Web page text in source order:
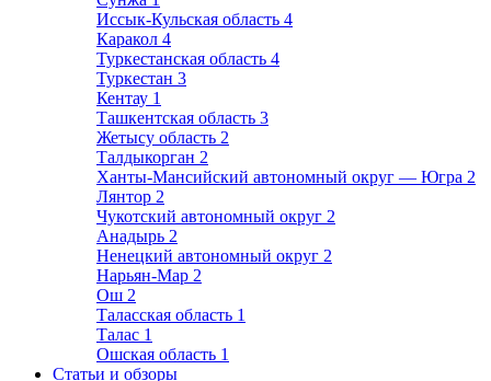
Иссык-Кульская область 4
Каракол 4
Туркестанская область 4
Туркестан 3
Кентау 1
Ташкентская область 3
Жетысу область 2
Талдыкорган 2
Ханты-Мансийский автономный округ — Югра 2
Лянтор 2
Чукотский автономный округ 2
Анадырь 2
Ненецкий автономный округ 2
Нарьян-Мар 2
Ош 2
Таласская область 1
Талас 1
Ошская область 1
Статьи и обзоры